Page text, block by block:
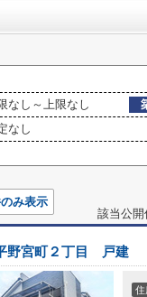
なし～上限なし
なし
み表示
該当公開
野宮町２丁目 戸建
住